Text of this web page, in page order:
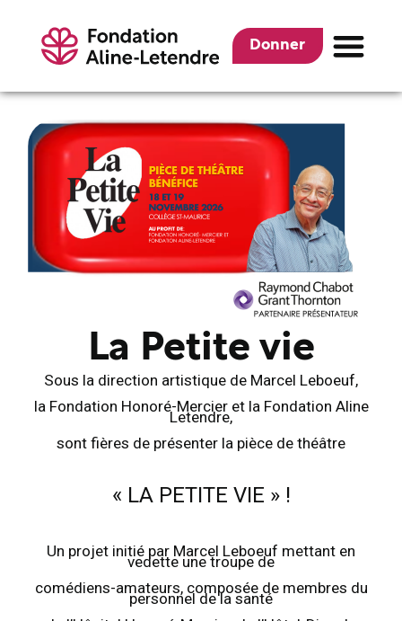
Donner
La Petite vie
Sous la direction artistique de Marcel Leboeuf,
la Fondation Honoré-Mercier et la Fondation Aline
Letendre,
sont fières de présenter la pièce de théâtre
« LA PETITE VIE » !
Un projet initié par Marcel Leboeuf mettant en
vedette une troupe de
comédiens-amateurs, composée de membres du
personnel de la santé